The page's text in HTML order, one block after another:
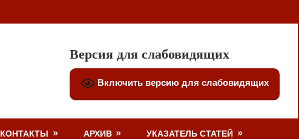
Версия для слабовидящих
Включить версию для слабовидящих
КОНТАКТЫ АРХИВ УКАЗАТЕЛЬ СТАТЕЙ